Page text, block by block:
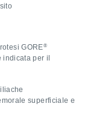
GORE®
indicata per il
superficiale e